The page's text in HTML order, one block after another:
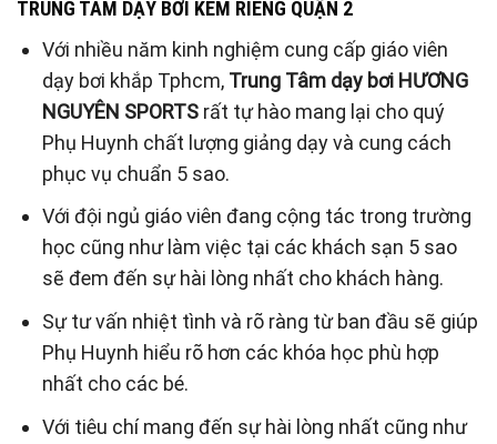
TRUNG TÂM DẠY BƠI KÈM RIÊNG QUẬN 2
Với nhiều năm kinh nghiệm cung cấp giáo viên
dạy bơi khắp Tphcm, Trung Tâm dạy bơi HƯƠNG
NGUYÊN SPORTS rất tự hào mang lại cho quý
Phụ Huynh chất lượng giảng dạy và cung cách
phục vụ chuẩn 5 sao.
Với đội ngủ giáo viên đang cộng tác trong trường
học cũng như làm việc tại các khách sạn 5 sao
sẽ đem đến sự hài lòng nhất cho khách hàng.
Sự tư vấn nhiệt tình và rõ ràng từ ban đầu sẽ giúp
Phụ Huynh hiểu rõ hơn các khóa học phù hợp
nhất cho các bé.
Với tiêu chí mang đến sự hài lòng nhất cũng như